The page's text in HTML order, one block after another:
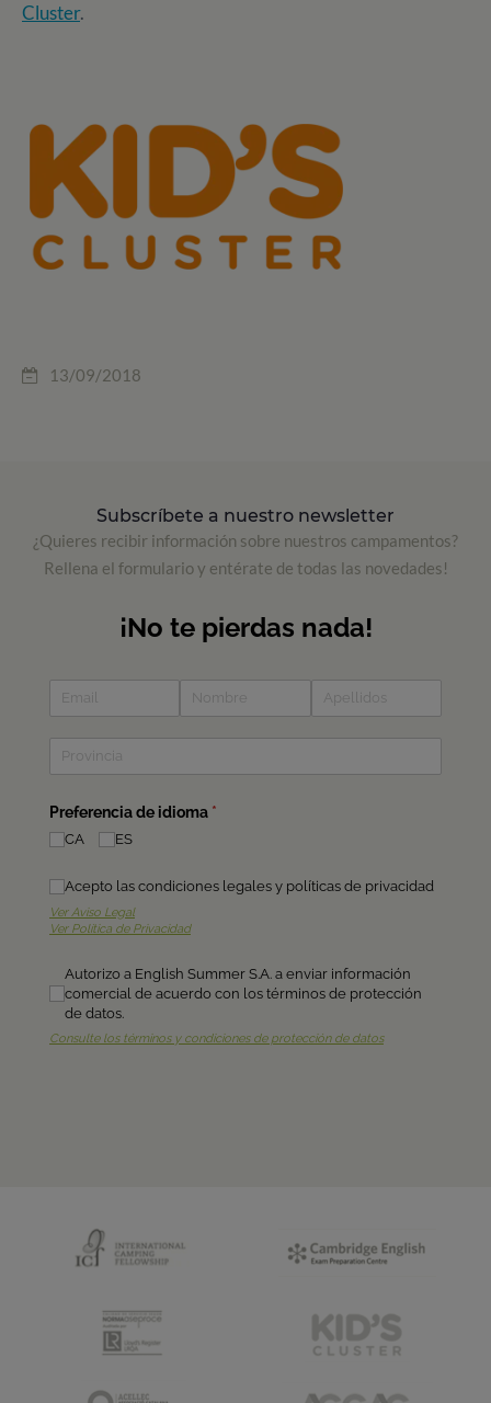
Cluster.
13/09/2018
Subscríbete a nuestro newsletter
¿Quieres recibir información sobre nuestros campamentos?
Rellena el formulario y entérate de todas las novedades!